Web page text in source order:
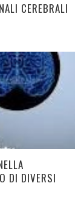
CEREBRALI
DI DIVERSI